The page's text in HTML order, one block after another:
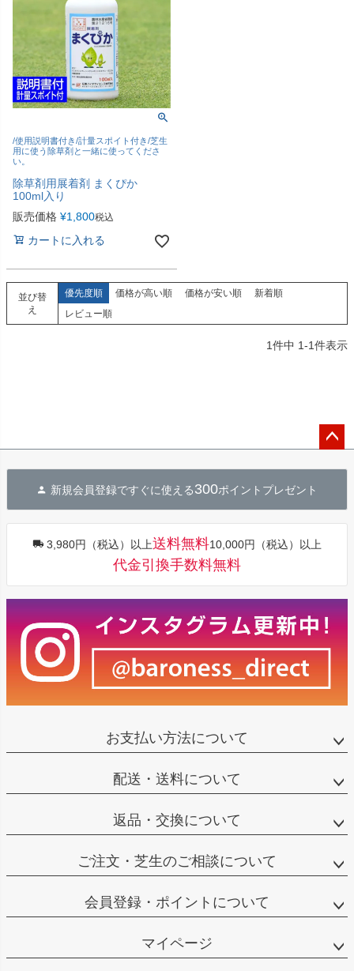
/使用説明書付き/計量スポイト付き/芝生
用に使う除草剤と一緒に使ってくださ
い。
除草剤用展着剤 まくぴか
100ml入り
販売価格 ¥1,800税込
カートに入れる
並び替
え
優先度順 価格が高い順 価格が安い順
新着順
レビュー順
1件中 1-1件表示
へ
新規会員登録ですぐに使える300ポイントプレゼント
3,980円（税込）以上送料無料10,000円（税込）以上
代金引換手数料無料
お支払い方法について
配送・送料について
返品・交換について
ご注文・芝生のご相談について
会員登録・ポイントについて
マイページ